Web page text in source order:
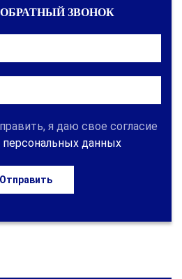
ЗВОНОК
я даю свое согласие
персональных данных
Отправить